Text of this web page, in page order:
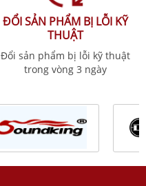
ĐỔI SẢN PHẨM BỊ LỖI KỸ
THUẬT
Đổi sản phẩm bị lỗi kỹ thuật
trong vòng 3 ngày